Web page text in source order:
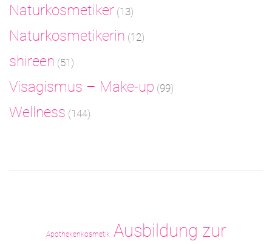
Naturkosmetiker (13)
Naturkosmetikerin (12)
shireen (51)
Visagismus – Make-up (99)
Wellness (144)
Apothekenkosmetik Ausbildung zur